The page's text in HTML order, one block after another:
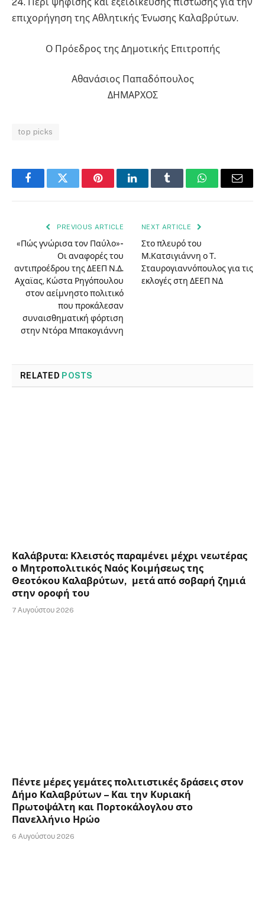
επιχορήγηση της Αθλητικής Ένωσης Καλαβρύτων.
Ο Πρόεδρος της Δημοτικής Επιτροπής
Αθανάσιος Παπαδόπουλος
ΔΗΜΑΡΧΟΣ
top picks
FacebookTwitter PinterestLinkedInTumblr WhatsAppEmail
PREVIOUS ARTICLE
«Πώς γνώρισα τον Παύλο»-
Οι αναφορές του
αντιπροέδρου της ΔΕΕΠ Ν.Δ.
Αχαϊας, Κώστα Ρηγόπουλου
στον αείμνηστο πολιτικό
που προκάλεσαν
συναισθηματική φόρτιση
στην Ντόρα Μπακογιάννη
NEXT ARTICLE
Στο πλευρό του
Μ.Κατσιγιάννη ο Τ.
Σταυρογιαννόπουλος για τις
εκλογές στη ΔΕΕΠ ΝΔ
RELATED POSTS
Καλάβρυτα: Κλειστός παραμένει μέχρι νεωτέρας
ο Μητροπολιτικός Ναός Κοιμήσεως της
Θεοτόκου Καλαβρύτων, μετά από σοβαρή ζημιά
στην οροφή του
7 Αυγούστου 2026
Πέντε μέρες γεμάτες πολιτιστικές δράσεις στον
Δήμο Καλαβρύτων – Και την Κυριακή
Πρωτοψάλτη και Πορτοκάλογλου στο
Πανελλήνιο Ηρώο
6 Αυγούστου 2026